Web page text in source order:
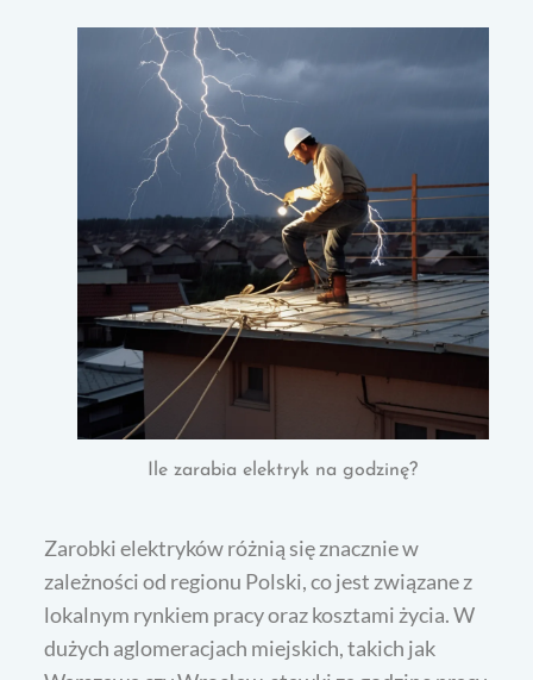
Ile zarabia elektryk na godzinę?
Zarobki elektryków różnią się znacznie w
zależności od regionu Polski, co jest związane z
lokalnym rynkiem pracy oraz kosztami życia. W
dużych aglomeracjach miejskich, takich jak